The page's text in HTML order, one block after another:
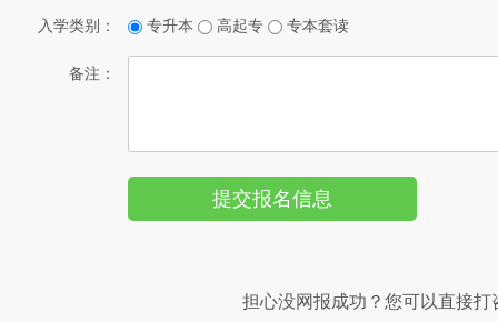
入学类别： 专升本 高起专 专本套读
备注：
担心没网报成功？您可以直接